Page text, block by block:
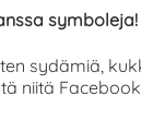
sydämiä,
niitä